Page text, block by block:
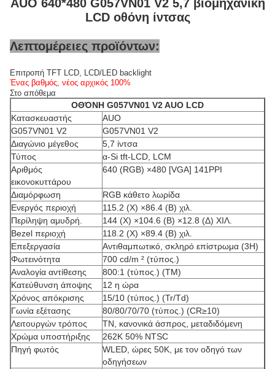
AUO 640*480 G057VN01 V2 5,7 βιομηχανική
LCD οθόνη ίντσας
Λεπτομέρειες προϊόντων:
Επιτροπή TFT LCD, LCD/LED backlight
Ένας βαθμός, νέος αρχικός 100%
Στο απόθεμα
ΟΘΌΝΗ G057VN01 V2 AUO LCD
Κατασκευαστής
AUO
G057VN01 V2
G057VN01 V2
Διαγώνιο μέγεθος
5,7 ίντσα
Τύπος
α-Si tft-LCD, LCM
Αριθμός
εικονοκυττάρου
640 (RGB) ×480 [VGA] 141PPI
Διαμόρφωση
RGB κάθετο λωρίδα
Ενεργός περιοχή
115.2 (Χ) ×86.4 (Β) χιλ.
Περίληψη αμυδρή.
144 (Χ) ×104.6 (Β) ×12.8 (Δ) ΧΙΛ.
Bezel περιοχή
118.2 (Χ) ×89.4 (Β) χιλ.
Επεξεργασία
Αντιθαμπωτικό, σκληρό επίστρωμα (3H)
Φωτεινότητα
700 cd/m ² (τύπος.)
Αναλογία αντίθεσης
800:1 (τύπος.) (TM)
Κατεύθυνση άποψης
12 η ώρα
Χρόνος απόκρισης
15/10 (τύπος.) (Tr/Td)
Γωνία εξέτασης
80/80/70/70 (τύπος.) (CR≥10)
Λειτουργών τρόπος
TN, κανονικά άσπρος, μεταδιδόμενη
Χρώμα υποστήριξης
262K 50% NTSC
Πηγή φωτός
WLED, ώρες 50K, με τον οδηγό των
οδηγήσεων